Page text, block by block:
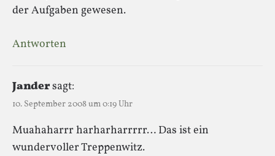
der Aufgaben gewesen.
Antworten
Jandersagt:
10. September 2008 um 0:19 Uhr
Muahaharrr harharharrrrr… Das ist ein
wundervoller Treppenwitz.